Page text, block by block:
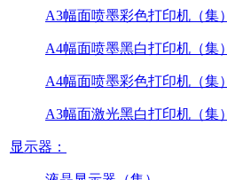
A3幅面喷墨彩色打印机（集）
A4幅面喷墨黑白打印机（集）
A4幅面喷墨彩色打印机（集）
A3幅面激光黑白打印机（集）
显示器：